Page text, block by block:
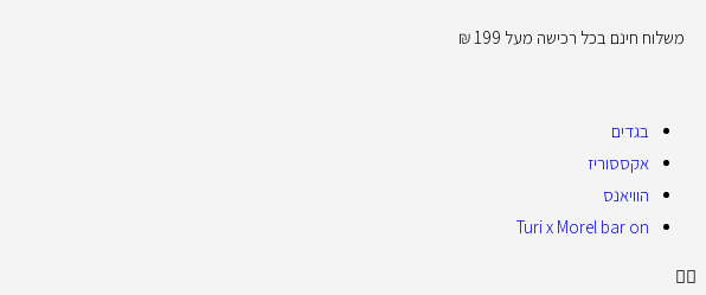
משלוח חינם בכל רכישה מעל 199 ₪
בגדים
אקססוריז
הוויאנס
Turi x Morel bar on